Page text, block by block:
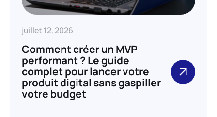
juillet 12, 2026
Comment créer un MVP
performant ? Le guide
complet pour lancer votre
produit digital sans gaspiller
votre budget